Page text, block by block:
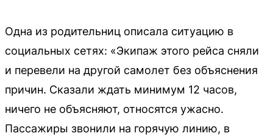
Одна из родительниц описала ситуацию в
социальных сетях: «Экипаж этого рейса сняли
и перевели на другой самолет без объяснения
причин. Сказали ждать минимум 12 часов,
ничего не объясняют, относятся ужасно.
Пассажиры звонили на горячую линию, в